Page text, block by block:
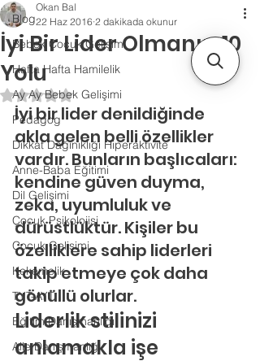
Blog
Bebek Çocuk Gelişimi
Hafta Hafta Hamilelik
Ay Ay Bebek Gelişimi
Pedagog
Dikkat Dağınıklığı Hiperaktivite
Anne-Baba Eğitimi
Dil Gelişimi
Çocuk Psikolojisi
Çocuk Gelişimi
Kekemelik
TYT-AYT
Eğitim Danışmanlığı
Aile Danışmanlığı
İyi Bir Lider Olmanın 10
Yolu
Okan Bal
22 Haz 2016 2 dakikada okunur
5 üzerinden NaN yıldız
İyi bir lider denildiğinde
akla gelen belli özellikler
vardır. Bunların başlıcaları:
kendine güven duyma,
zeka, uyumluluk ve
dürüstlüktür. Kişiler bu
özelliklere sahip liderleri
takip etmeye çok daha
gönüllü olurlar.
Liderlik stilinizi
anlamakla işe